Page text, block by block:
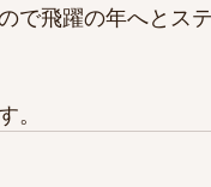
で飛躍の年へとス
。